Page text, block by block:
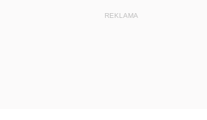
REKLAMA